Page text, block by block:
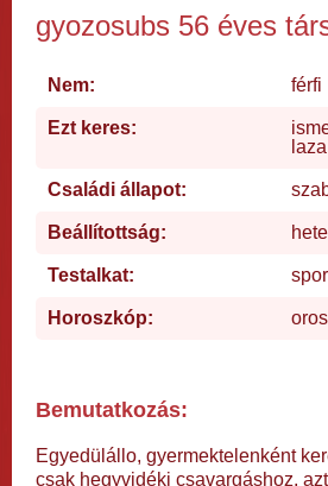
gyozosubs 56 éves
Nem: férfi
Ezt keres:
Családi állapot:
Beállítottság:
Testalkat:
Horoszkóp:
Bemutatkozás:
Egyedülállo, gyermektelenként
csak hegyvidéki csavargáshoz,